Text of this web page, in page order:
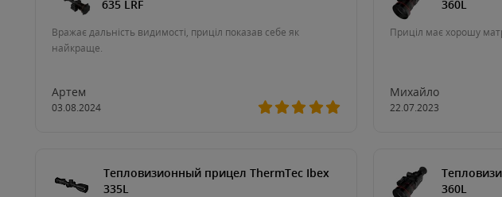
635 LRF
Вражає дальність видимості, приціл показав себе як
найкраще.
Артем
03.08.2024
360L
Приціл має хорошу
Михайло
22.07.2023
Тепловизионный прицел ThermTec Ibex
335L
360L